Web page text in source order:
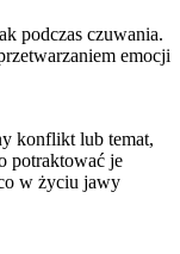
podczas czuwania.
emocji
konflikt lub temat,
potraktować je
w życiu jawy